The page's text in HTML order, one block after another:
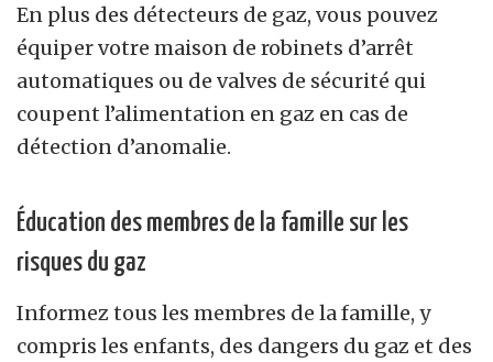
En plus des détecteurs de gaz, vous pouvez
équiper votre maison de robinets d’arrêt
automatiques ou de valves de sécurité qui
coupent l’alimentation en gaz en cas de
détection d’anomalie.
Éducation des membres de la famille sur les
risques du gaz
Informez tous les membres de la famille, y
compris les enfants, des dangers du gaz et des